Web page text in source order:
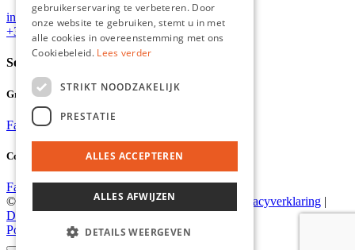
info@graydonevents.nl
+316 11435859
Social media
Graydon Events
Facebook
Comiq
Facebook Instagram
© 2026 Graydon |Algemene voorwaarden Privacyverklaring |
Disclaimer
Powered by Marker Media
gebruikerservaring te verbeteren. Door
onze website te gebruiken, stemt u in met
alle cookies in overeenstemming met ons
Cookiebeleid. Lees verder
STRIKT NOODZAKELIJK
PRESTATIE
ALLES ACCEPTEREN
ALLES AFWIJZEN
DETAILS WEERGEVEN